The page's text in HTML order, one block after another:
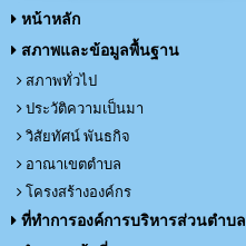
หน้าหลัก
สภาพและข้อมูลพื้นฐาน
สภาพทั่วไป
ประวัติความเป็นมา
วิสัยทัศน์ พันธกิจ
อาณาเขตตำบล
โครงสร้างองค์กร
ที่ทำการองค์การบริหารส่วนตำบล